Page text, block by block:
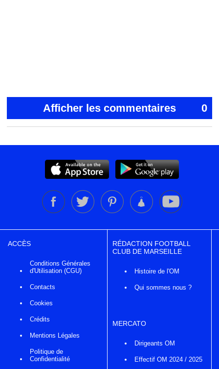
Afficher les commentaires 0
ACCÈS
Conditions Générales
d'Utilisation (CGU)
Contacts
Cookies
Crédits
Mentions Légales
Politique de
Confidentialité
RÉDACTION FOOTBALL
CLUB DE MARSEILLE
Histoire de l'OM
Qui sommes nous ?
MERCATO
Dirigeants OM
Effectif OM 2024 / 2025